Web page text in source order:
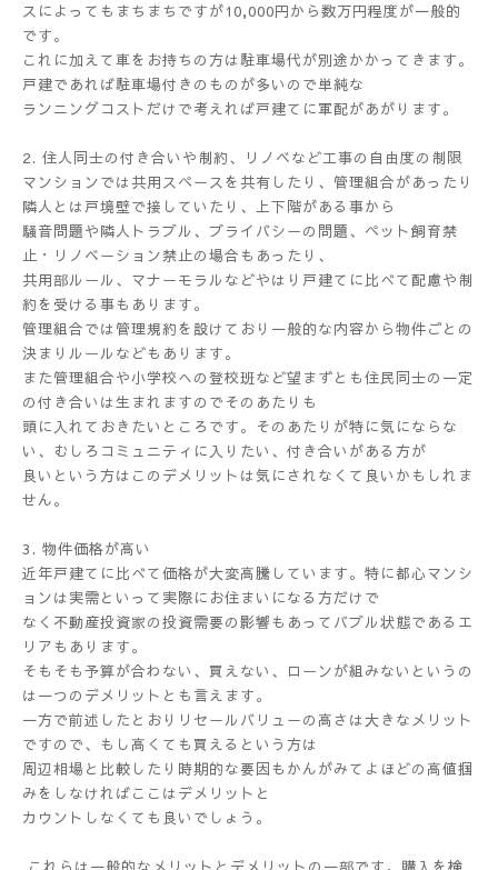
スによってもまちまちですが10,000円から数万円程度が一般的
です。
これに加えて車をお持ちの方は駐車場代が別途かかってきます。
戸建であれば駐車場付きのものが多いので単純な
ランニングコストだけで考えれば戸建てに軍配があがります。
2. 住人同士の付き合いや制約、リノベなど工事の自由度の制限
マンションでは共用スペースを共有したり、管理組合があったり
隣人とは戸境壁で接していたり、上下階がある事から
騒音問題や隣人トラブル、プライバシーの問題、ペット飼育禁
止・リノベーション禁止の場合もあったり、
共用部ルール、マナーモラルなどやはり戸建てに比べて配慮や制
約を受ける事もあります。
管理組合では管理規約を設けており一般的な内容から物件ごとの
決まりルールなどもあります。
また管理組合や小学校への登校班など望まずとも住民同士の一定
の付き合いは生まれますのでそのあたりも
頭に入れておきたいところです。そのあたりが特に気にならな
い、むしろコミュニティに入りたい、付き合いがある方が
良いという方はこのデメリットは気にされなくて良いかもしれま
せん。
3. 物件価格が高い
近年戸建てに比べて価格が大変高騰しています。特に都心マンシ
ョンは実需といって実際にお住まいになる方だけで
なく不動産投資家の投資需要の影響もあってバブル状態であるエ
リアもあります。
そもそも予算が合わない、買えない、ローンが組みないというの
は一つのデメリットとも言えます。
一方で前述したとおりリセールバリューの高さは大きなメリット
ですので、もし高くても買えるという方は
周辺相場と比較したり時期的な要因もかんがみてよほどの高値掴
みをしなければここはデメリットと
カウントしなくても良いでしょう。